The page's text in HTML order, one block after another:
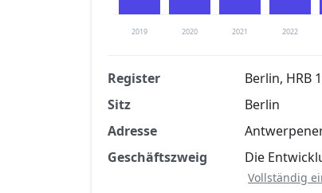
2019 2020 2021 2022
Finanzkennzahlen nach
Jetzt kostenlos
Register
Berlin, HRB
Sitz
Berlin
Adresse
Geschäftszweig
Die
Vollständig